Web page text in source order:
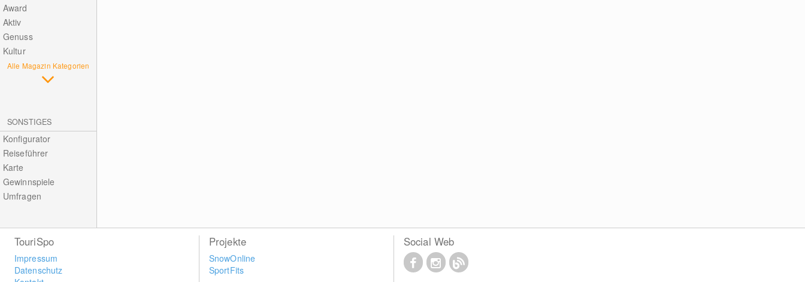
Award
Aktiv
Genuss
Kultur
Alle Magazin Kategorien
SONSTIGES
Konfigurator
Reiseführer
Karte
Gewinnspiele
Umfragen
TouriSpo
Impressum
Datenschutz
Projekte
SnowOnline
SportFits
Social Web